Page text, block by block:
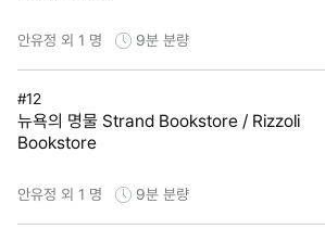
안유정 외 1 명 9분 분량
#12
뉴욕의 명물 Strand Bookstore / Rizzoli
Bookstore
안유정 외 1 명 9분 분량